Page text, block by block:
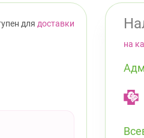
для доставки
на